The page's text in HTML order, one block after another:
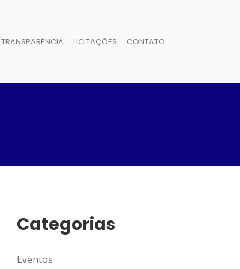
TRANSPARÊNCIA LICITAÇÕES CONTATO
Categorias
Eventos